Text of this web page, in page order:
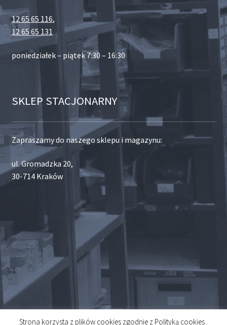
12 65 65 116,
12 65 65 131
poniedziałek – piątek 7:30 – 16:30
SKLEP STACJONARNY
Zapraszamy do naszego sklepu i magazynu:
ul. Gromadzka 20,
30-714 Kraków
Strona korzysta z plików cookies zgodnie z Polityką cookies .